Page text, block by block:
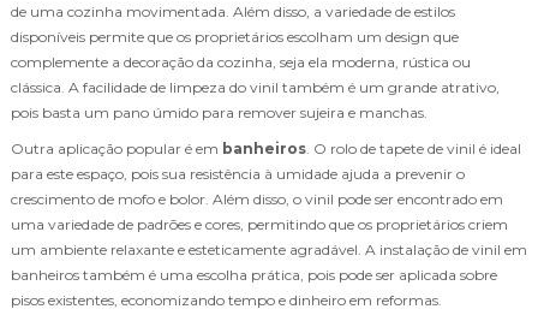
de uma cozinha movimentada. Além disso, a variedade de estilos
disponíveis permite que os proprietários escolham um design que
complemente a decoração da cozinha, seja ela moderna, rústica ou
clássica. A facilidade de limpeza do vinil também é um grande atrativo,
pois basta um pano úmido para remover sujeira e manchas.
Outra aplicação popular é em banheiros . O rolo de tapete de vinil é ideal
para este espaço, pois sua resistência à umidade ajuda a prevenir o
crescimento de mofo e bolor. Além disso, o vinil pode ser encontrado em
uma variedade de padrões e cores, permitindo que os proprietários criem
um ambiente relaxante e esteticamente agradável. A instalação de vinil em
banheiros também é uma escolha prática, pois pode ser aplicada sobre
pisos existentes, economizando tempo e dinheiro em reformas.